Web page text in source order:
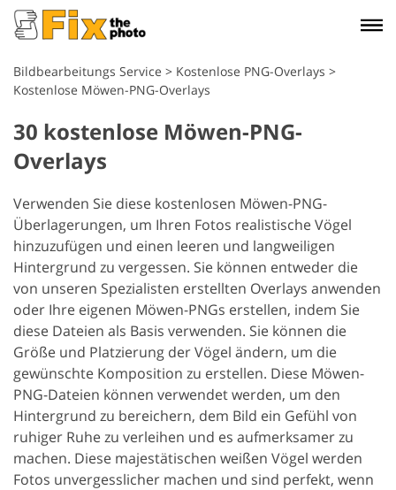
Bildbearbeitungs Service > Kostenlose PNG-Overlays >
Kostenlose Möwen-PNG-Overlays
30 kostenlose Möwen-PNG-
Overlays
Verwenden Sie diese kostenlosen Möwen-PNG-
Überlagerungen, um Ihren Fotos realistische Vögel
hinzuzufügen und einen leeren und langweiligen
Hintergrund zu vergessen. Sie können entweder die
von unseren Spezialisten erstellten Overlays anwenden
oder Ihre eigenen Möwen-PNGs erstellen, indem Sie
diese Dateien als Basis verwenden. Sie können die
Größe und Platzierung der Vögel ändern, um die
gewünschte Komposition zu erstellen. Diese Möwen-
PNG-Dateien können verwendet werden, um den
Hintergrund zu bereichern, dem Bild ein Gefühl von
ruhiger Ruhe zu verleihen und es aufmerksamer zu
machen. Diese majestätischen weißen Vögel werden
Fotos unvergesslicher machen und sind perfekt, wenn